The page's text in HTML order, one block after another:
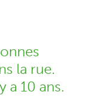
la rue.
a 10 ans.